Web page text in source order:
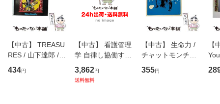
【中古】 TREASU
RES / 山下達郎 /
イーストウエス
ト・ジャパン [CD]
434円
【中古】 看護管理
学 自律し協働する
専門職の看護マネ
ジメントスキル 改
3,862円
送料無料
【中古】 生命力 /
チャットモンチー /
キューンレコード
[CD]【メール便送
355円
【
のが